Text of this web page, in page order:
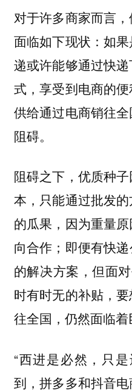
对于许多商家而言
面临如下现状：如
递或许能够通过快
式，享受到电商的
供给通过电商销往
阻碍。
阻碍之下，优质种
本，只能通过批发
的瓜果，因为重量
向合作；即便有快
的解决方案，但面
时有时无的补贴，
往全国，仍然面临着
“西进是必然，只
到，拼多多和抖音